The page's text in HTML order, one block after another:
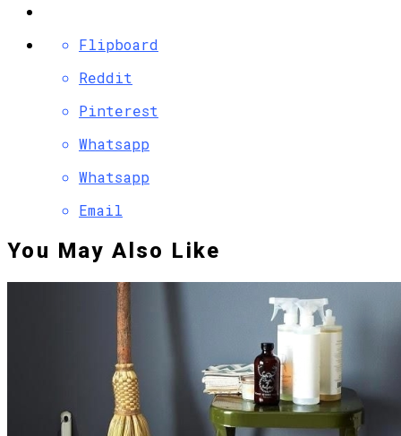
Flipboard
Reddit
Pinterest
Whatsapp
Whatsapp
Email
You May Also Like